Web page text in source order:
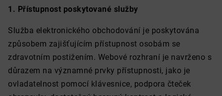
1. Přístupnost poskytované služby
Služba elektronického obchodování je poskytována
způsobem zajišťujícím přístupnost osobám se
zdravotním postižením. Webové rozhraní je navrženo s
důrazem na významné prvky přístupnosti, jako je
ovladatelnost pomocí klávesnice, podpora čteček